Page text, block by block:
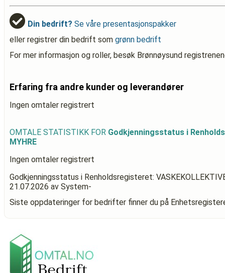
Din bedrift? Se våre presentasjonspakker
eller registrer din bedrift som grønn bedrift
For mer informasjon og roller, besøk Brønnøysund
Erfaring fra andre kunder og leverandører
Ingen omtaler registrert
OMTALE STATISTIKK FOR Godkjenningsstatus i
MYHRE
Ingen omtaler registrert
Godkjenningsstatus i Renholdsregisteret:
21.07.2026 av System-
Siste oppdateringer for bedrifter finner du på